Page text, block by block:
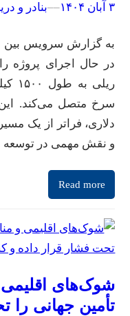
۳ آبان ۱۴۰۴ –
–بنادر و
به گزارش سرویس بین
دلاری، فراتر از یک
و نقش مهمی در توسعه
Read more
شوک‌های اقلیمی
تأمین جهانی را